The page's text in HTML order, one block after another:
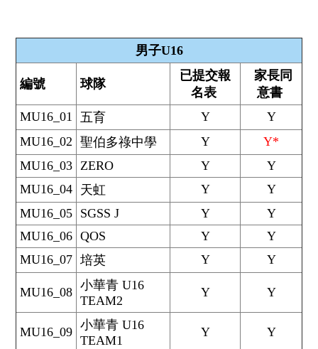
男子U16
編號 球隊
已提交報
名表
家長同
意書
MU16_01 五育 Y
Y
MU16_02 聖伯多祿中學 Y
Y*
MU16_03 ZERO Y
Y
MU16_04 天虹 Y
Y
MU16_05 SGSS J Y
Y
MU16_06 QOS Y
Y
MU16_07 培英 Y Y
MU16_08 小華青 U16
TEAM2
Y Y
MU16_09 小華青 U16
TEAM1
Y Y